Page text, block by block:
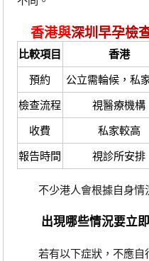
香港與深圳早孕檢
比較項目 香港
預約 公立需輪候，私
檢查流程 視醫療機構
收費 私家較高
報告時間 視診所安排
不少港人會根據自身情
出現哪些情況要立
若有以下症狀，不應自